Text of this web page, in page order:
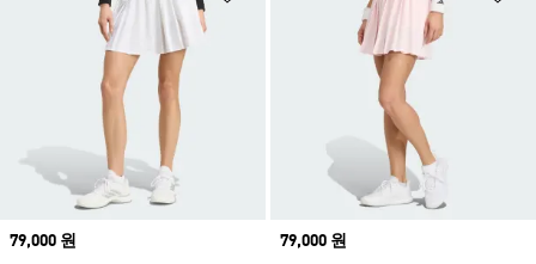
Price
79,000 원
Price
79,000 원